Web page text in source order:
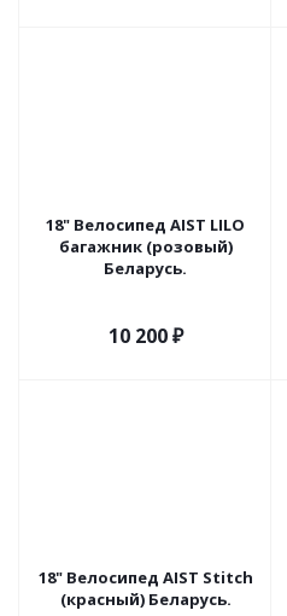
18" Велосипед AIST LILO
багажник (розовый)
Беларусь.
10 200₽
18" Велосипед AIST Stitch
(красный) Беларусь.